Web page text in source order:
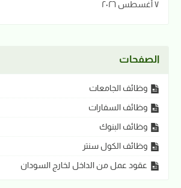
٧ أغسطس ٢٠٢٦
الصفحات
وظائف الجامعات
وظائف السفارات
وظائف البنوك
وظائف الكول سنتر
عقود عمل من الداخل لخارج السودان